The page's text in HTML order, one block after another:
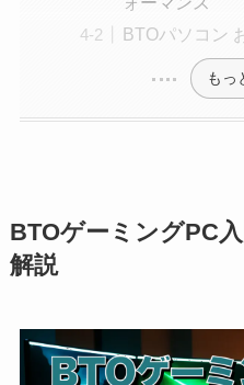
BTOパソコン
もっ
BTOゲーミングPC
解説